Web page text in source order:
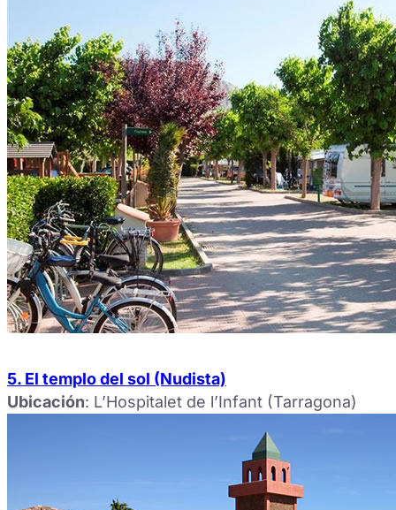
5. El templo del sol (Nudista)
Ubicación: L’Hospitalet de l’Infant (Tarragona)